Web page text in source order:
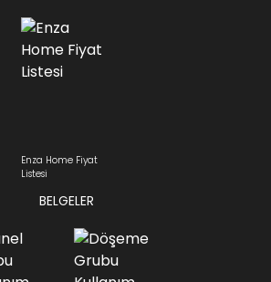
Enza Home Fiyat
Listesi
BELGELER